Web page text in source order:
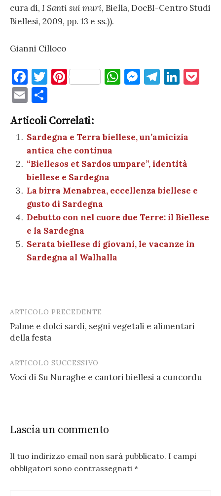
cura di, I Santi sui muri, Biella, DocBI-Centro Studi
Biellesi, 2009, pp. 13 e ss.)).
Gianni Cilloco
F
a
c
e
b
o
o
k
T
te
r
Pi
es
t
W
A
p
M
g
er
T
a
m
Li
dI
n
E
m
ai
l
n
di
vi
di
Articoli Correlati:
Sardegna e Terra biellese, un’amicizia
antica che continua
“Biellesos et Sardos umpare”, identità
biellese e Sardegna
La birra Menabrea, eccellenza biellese e
gusto di Sardegna
Debutto con nel cuore due Terre: il Biellese
e la Sardegna
Serata biellese di giovani, le vacanze in
Sardegna al Walhalla
Post
navigation
ARTICOLO PRECEDENTE
Palme e dolci sardi, segni vegetali e alimentari
della festa
ARTICOLO SUCCESSIVO
Voci di Su Nuraghe e cantori biellesi a cuncordu
Lascia un commento
Il tuo indirizzo email non sarà pubblicato. I campi
obbligatori sono contrassegnati *